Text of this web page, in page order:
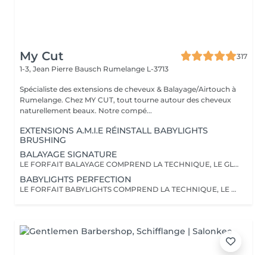
My Cut
317
1-3, Jean Pierre Bausch Rumelange L-3713
Spécialiste des extensions de cheveux & Balayage/Airtouch à
Rumelange. Chez MY CUT, tout tourne autour des cheveux
naturellement beaux. Notre compé...
EXTENSIONS A.M.I.E RÉINSTALL BABYLIGHTS
BRUSHING
BALAYAGE SIGNATURE
LE FORFAIT BALAYAGE COMPREND LA TECHNIQUE, LE GLOSS, OLAPLEX , UN SOIN, LES PRODUITS DE STYLING AINSI QU'UN BRUSHING/WAVY. LA COUPE N'EST PAS INCLUSE
BABYLIGHTS PERFECTION
LE FORFAIT BABYLIGHTS COMPREND LA TECHNIQUE, LE GLOSS, OLAPLEX , UN SOIN, LES PRODUITS DE STYLING AINSI QU'UN BRUSHING/WAVY. LA COUPE N'EST PAS INCLUSE